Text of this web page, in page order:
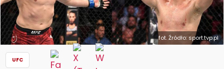
fot. Źródło: sport.tvp.pl
UFC